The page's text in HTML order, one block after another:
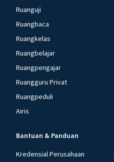
Ruanguji
Ruangbaca
Ruangkelas
Ruangbelajar
Ruangpengajar
Ruangguru Privat
Ruangpeduli
Airis
Bantuan & Panduan
Kredensial Perusahaan